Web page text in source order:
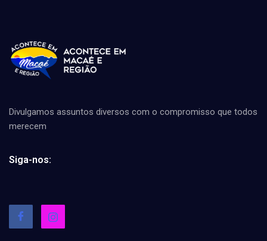
Divulgamos assuntos diversos com o compromisso que todos
merecem
Siga-nos: